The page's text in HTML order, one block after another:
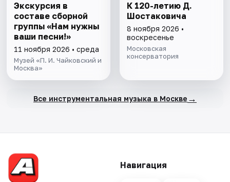
Экскурсия в
составе сборной
группы «Нам нужны
ваши песни!»
11 ноября 2026 • среда
Музей «П. И. Чайковский и
Москва»
К 120-летию Д.
Шостаковича
8 ноября 2026 •
воскресенье
Московская
консерватория
Все инструментальная музыка в Москве →
Навигация